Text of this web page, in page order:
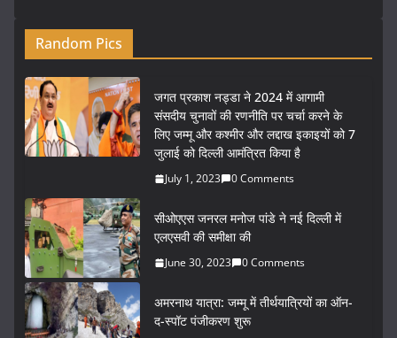
Random Pics
जगत प्रकाश नड्डा ने 2024 में आगामी
संसदीय चुनावों की रणनीति पर चर्चा करने के
लिए जम्मू और कश्मीर और लद्दाख इकाइयों को 7
जुलाई को दिल्ली आमंत्रित किया है
July 1, 2023 0 Comments
सीओएएस जनरल मनोज पांडे ने नई दिल्ली में
एलएसवी की समीक्षा की
June 30, 2023 0 Comments
अमरनाथ यात्रा: जम्मू में तीर्थयात्रियों का ऑन-
द-स्पॉट पंजीकरण शुरू